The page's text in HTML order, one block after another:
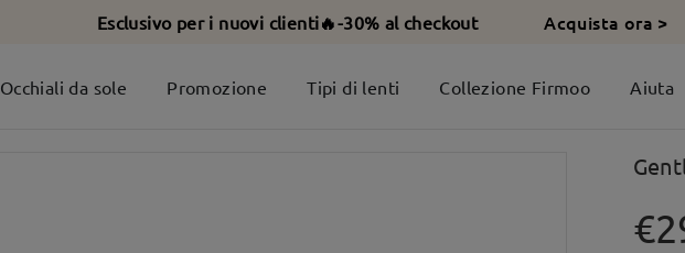
Esclusivo per i nuovi clienti🔥-30% al checkout Acquista ora >
Occhiali da sole Promozione Tipi di lenti Collezione Firmoo Aiuta